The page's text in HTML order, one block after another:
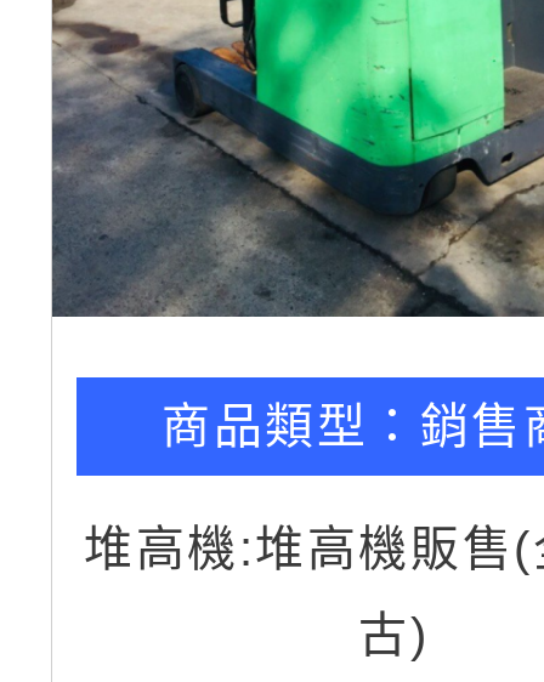
商品類型： 銷售
堆高機:堆高機販售
古)